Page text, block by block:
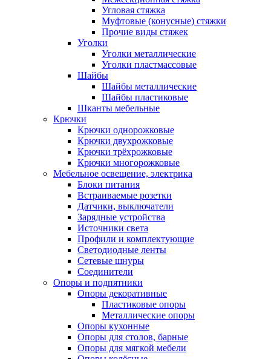
Угловая стяжка
Муфтовые (конусные) стяжки
Прочие виды стяжек
Уголки
Уголки металлические
Уголки пластмассовые
Шайбы
Шайбы металлические
Шайбы пластиковые
Шканты мебельные
Крючки
Крючки однорожковые
Крючки двухрожковые
Крючки трёхрожковые
Крючки многорожковые
Мебельное освещение, электрика
Блоки питания
Встраиваемые розетки
Датчики, выключатели
Зарядные устройства
Источники света
Профили и комплектующие
Светодиодные ленты
Сетевые шнуры
Соединители
Опоры и подпятники
Опоры декоративные
Пластиковые опоры
Металлические опоры
Опоры кухонные
Опоры для столов, барные
Опоры для мягкой мебели